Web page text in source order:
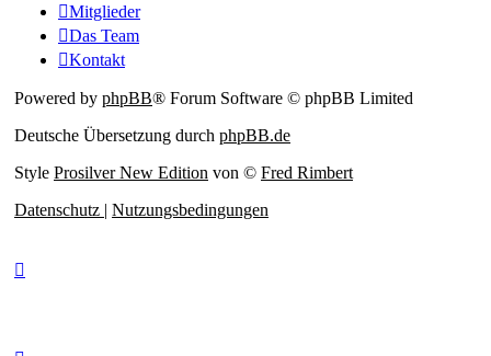
Mitglieder
Das Team
Kontakt
Powered by phpBB® Forum Software © phpBB Limited
Deutsche Übersetzung durch phpBB.de
Style Prosilver New Edition von © Fred Rimbert
Datenschutz | Nutzungsbedingungen